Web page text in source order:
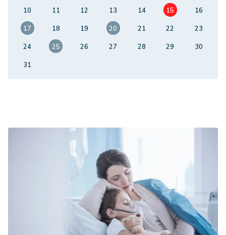
10
11 12 13 14 15
16
17
18 19 20 21 22
23
24
25 26 27 28 29
30
31